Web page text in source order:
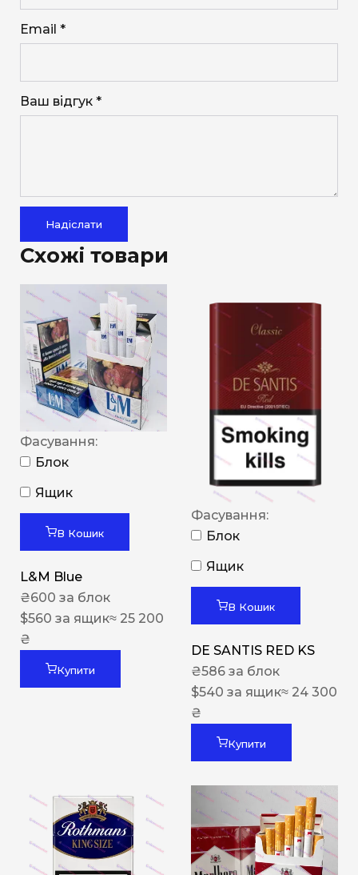
Email *
Ваш відгук *
Надіслати
Схожі товари
Фасування:
Блок
Ящик
В Кошик
L&M Blue
₴600 за блок
$560 за ящик≈ 25 200
₴
Купити
Фасування:
Блок
Ящик
В Кошик
DE SANTIS RED KS
₴586 за блок
$540 за ящик≈ 24 300
₴
Купити